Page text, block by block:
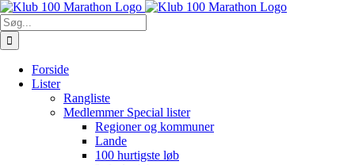
Skip
to
content
Søg
efter:
Forside
Lister
Rangliste
Medlemmer Special lister
Regioner og kommuner
Lande
100 hurtigste løb